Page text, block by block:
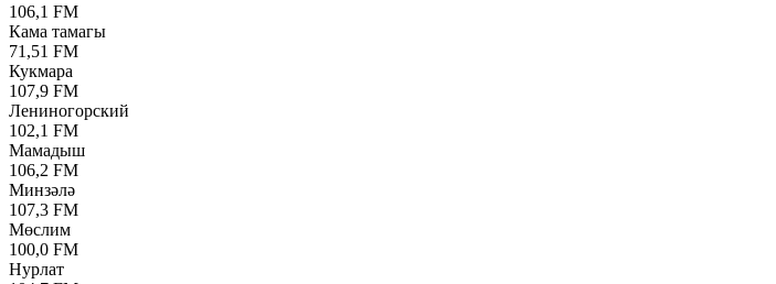
106,1 FM
Кама тамагы
71,51 FM
Кукмара
107,9 FM
Лениногорский
102,1 FM
Мамадыш
106,2 FM
Минзәлә
107,3 FM
Мөслим
100,0 FM
Нурлат